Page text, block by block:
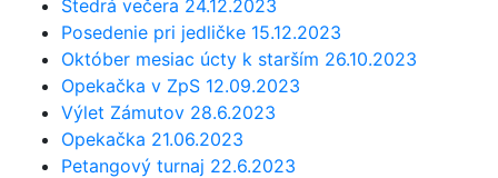
Štedrá večera 24.12.2023
Posedenie pri jedličke 15.12.2023
Október mesiac úcty k starším 26.10.2023
Opekačka v ZpS 12.09.2023
Výlet Zámutov 28.6.2023
Opekačka 21.06.2023
Petangový turnaj 22.6.2023